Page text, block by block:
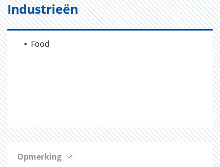
Industrieën
Food
Opmerking